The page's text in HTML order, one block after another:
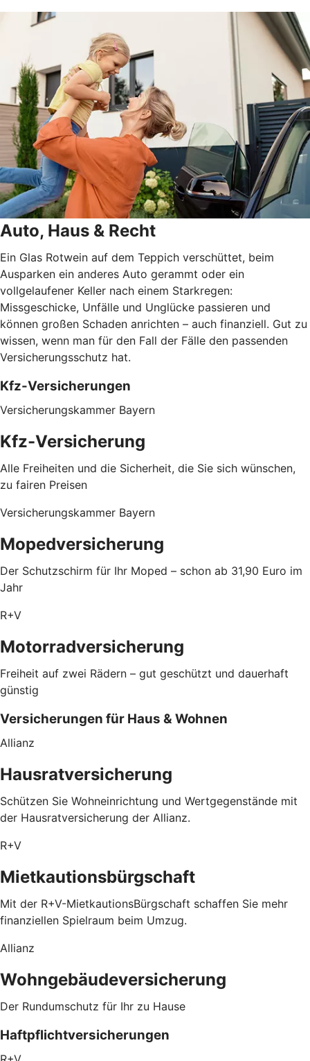
Auto, Haus & Recht
Ein Glas Rotwein auf dem Teppich verschüttet, beim
Ausparken ein anderes Auto gerammt oder ein
vollgelaufener Keller nach einem Starkregen:
Missgeschicke, Unfälle und Unglücke passieren und
können großen Schaden anrichten – auch finanziell. Gut zu
wissen, wenn man für den Fall der Fälle den passenden
Versicherungsschutz hat.
Kfz-Versicherungen
Versicherungskammer Bayern
Kfz-Versicherung
Alle Freiheiten und die Sicherheit, die Sie sich wünschen,
zu fairen Preisen
Versicherungskammer Bayern
Mopedversicherung
Der Schutzschirm für Ihr Moped – schon ab 31,90 Euro im
Jahr
R+V
Motorradversicherung
Freiheit auf zwei Rädern – gut geschützt und dauerhaft
günstig
Versicherungen für Haus & Wohnen
Allianz
Hausratversicherung
Schützen Sie Wohneinrichtung und Wertgegenstände mit
der Hausratversicherung der Allianz.
R+V
Mietkautionsbürgschaft
Mit der R+V-MietkautionsBürgschaft schaffen Sie mehr
finanziellen Spielraum beim Umzug.
Allianz
Wohngebäudeversicherung
Der Rundumschutz für Ihr zu Hause
Haftpflichtversicherungen